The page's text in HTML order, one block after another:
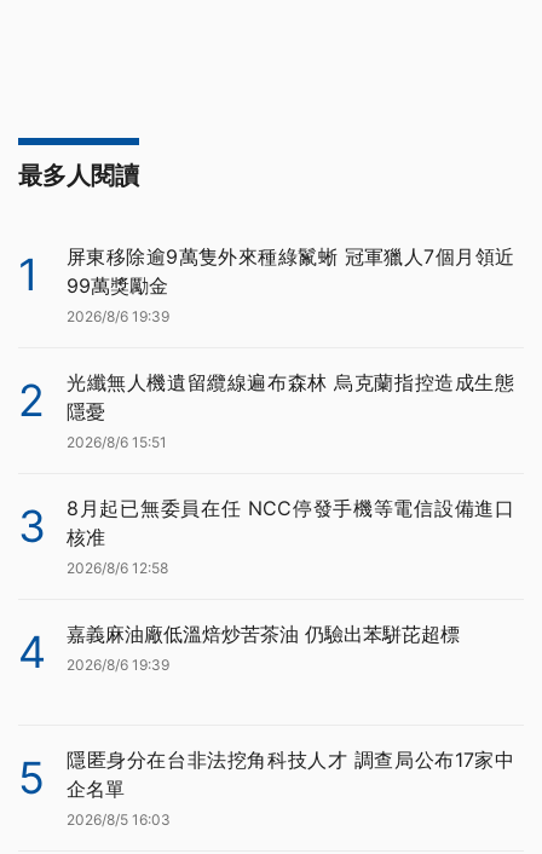
最多人閱讀
1
屏東移除逾9萬隻外來種綠鬣蜥 冠軍獵人7個月領近
99萬獎勵金
2026/8/6 19:39
2
光纖無人機遺留纜線遍布森林 烏克蘭指控造成生態
隱憂
2026/8/6 15:51
3
8月起已無委員在任 NCC停發手機等電信設備進口
核准
2026/8/6 12:58
4 嘉義麻油廠低溫焙炒苦茶油 仍驗出苯駢芘超標
2026/8/6 19:39
5
隱匿身分在台非法挖角科技人才 調查局公布17家中
企名單
2026/8/5 16:03